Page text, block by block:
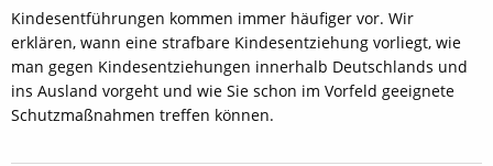
Kindesentführungen kommen immer häufiger vor. Wir
erklären, wann eine strafbare Kindesentziehung vorliegt, wie
man gegen Kindesentziehungen innerhalb Deutschlands und
ins Ausland vorgeht und wie Sie schon im Vorfeld geeignete
Schutzmaßnahmen treffen können.